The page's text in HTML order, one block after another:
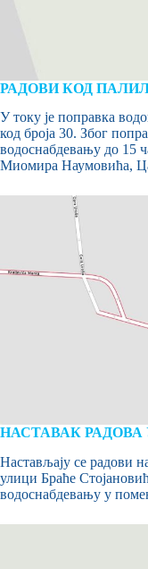
РАДОВИ КОД
У току је поправка
код броја 30. Због
водоснабдевању до 15
Миомира Наумовића,
НАСТАВАК
Настављају се радови
улици Браће
водоснабдевању у